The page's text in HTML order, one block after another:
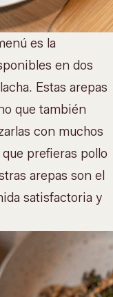
es la
en dos
Estas arepas
que también
con muchos
prefieras pollo
arepas son el
satisfactoria y